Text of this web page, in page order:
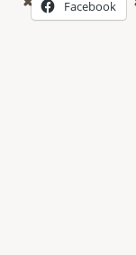
Facebook